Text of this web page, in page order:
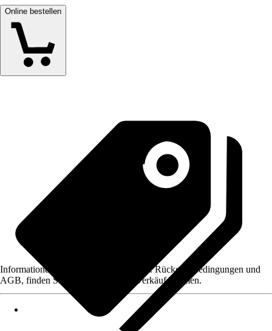
Online bestellen
Informationen des Verkäufers, wie z. B. Rückgabebedingungen und
AGB, finden Sie bei Klick auf den Verkäufernamen.